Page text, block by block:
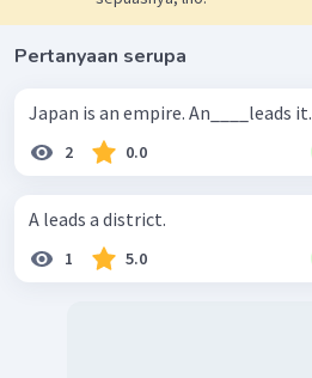
Pertanyaan serupa
Japan is an empire. An____leads it.
2 0.0
A leads a district.
1 5.0